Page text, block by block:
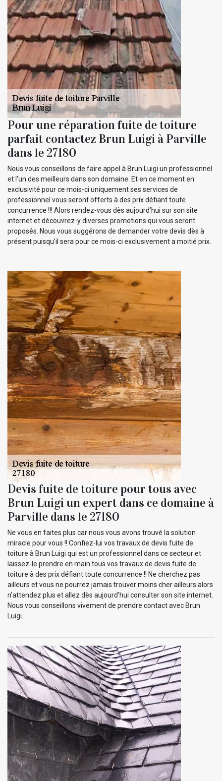
Pour une réparation fuite de toiture
parfait contactez Brun Luigi à Parville
dans le 27180
Nous vous conseillons de faire appel à Brun Luigi un professionnel
et l’un des meilleurs dans son domaine. Et en ce moment en
exclusivité pour ce mois-ci uniquement ses services de
professionnel vous seront offerts à des prix défiant toute
concurrence !!! Alors rendez-vous dès aujourd’hui sur son site
internet et découvrez-y diverses promotions qui vous seront
proposés. Nous vous suggérons de demander votre devis dès à
présent puisqu’il sera pour ce mois-ci exclusivement a moitié prix.
Devis fuite de toiture pour tous avec
Brun Luigi un expert dans ce domaine à
Parville dans le 27180
Ne vous en faites plus car nous vous avons trouvé la solution
miracle pour vous !! Confiez-lui vos travaux de devis fuite de
toiture à Brun Luigi qui est un professionnel dans ce secteur et
laissez-le prendre en main tous vos travaux de devis fuite de
toiture à des prix défiant toute concurrence !! Ne cherchez pas
ailleurs et vous ne pourrez jamais trouver moins cher ailleurs alors
n’attendez plus et allez dès aujourd’hui consulter son site internet.
Nous vous conseillons vivement de prendre contact avec Brun
Luigi.